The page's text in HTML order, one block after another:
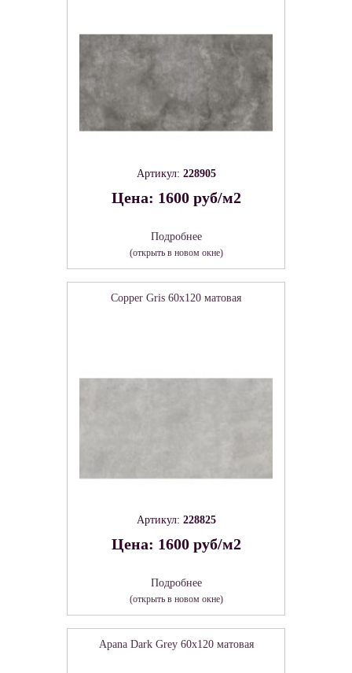
Артикул: 228905
Цена: 1600 руб/м2
Подробнее
(открыть в новом окне)
Copper Gris 60х120 матовая
Артикул: 228825
Цена: 1600 руб/м2
Подробнее
(открыть в новом окне)
Apana Dark Grey 60х120 матовая